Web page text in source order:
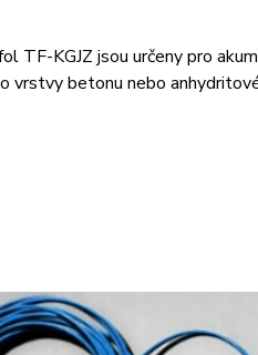
TF-KGJZ jsou určeny pro
vrstvy betonu nebo